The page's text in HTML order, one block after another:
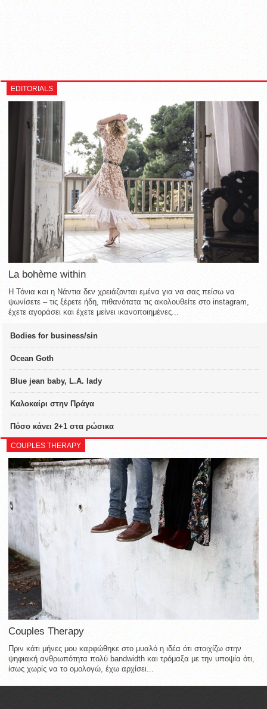
EDITORIALS
La bohème within
Η Τόνια και η Νάντια δεν χρειάζονται εμένα για να σας πείσω να
ψωνίσετε – τις ξέρετε ήδη, πιθανότατα τις ακολουθείτε στο instagram,
έχετε αγοράσει και έχετε μείνει ικανοποιημένες...
Bodies for business/sin
Ocean Goth
Blue jean baby, L.A. lady
Καλοκαίρι στην Πράγα
Πόσο κάνει 2+1 στα ρώσικα
COUPLES THERAPY
Couples Therapy
Πριν κάτι μήνες μου καρφώθηκε στο μυαλό η ιδέα ότι στοιχίζω στην
ψηφιακή ανθρωπότητα πολύ bandwidth και τρόμαξα με την υποψία ότι,
ίσως χωρίς να το ομολογώ, έχω αρχίσει...